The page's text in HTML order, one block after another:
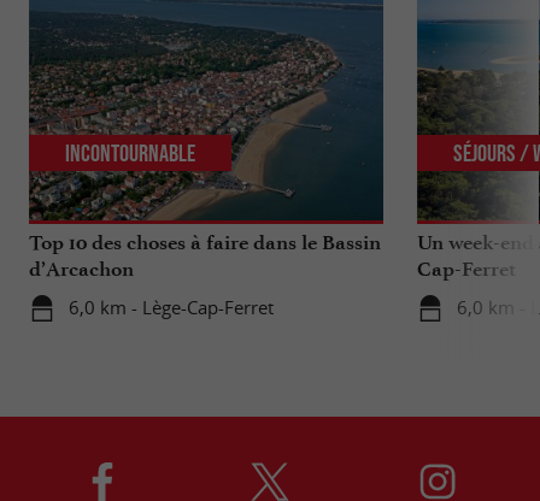
Top 10 des choses à faire dans le Bassin
d’Arcachon
6,0 km - Lège-Cap-Ferret
Incontournable
Un week-
Cap-Ferret
6,0 km -
Séjours /